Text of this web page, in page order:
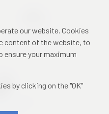
konferenční centrum
our website. Cookies
content of the website, to
your maximum
by clicking on the "OK"